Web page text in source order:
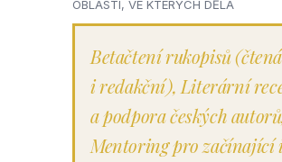
OBLASTI, VE KTERÝCH DĚLÁ
Betačtení rukopisů
i redakční),Literární
a podpora českých autorů
Mentoring pro začínající